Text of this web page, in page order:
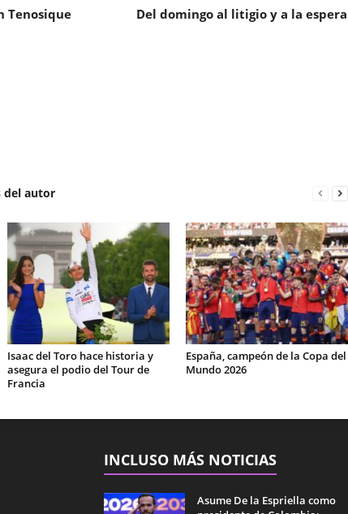
Tenosique Del domingo al litigio y a la espera
del autor
Isaac del Toro hace historia y
asegura el podio del Tour de
Francia
España, campeón de la Copa del
Mundo 2026
INCLUSO MÁS NOTICIAS
Asume De la Espriella como